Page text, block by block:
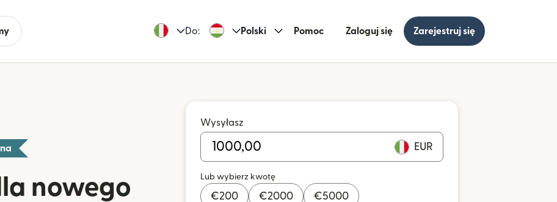
Do: Polski Pomoc Zaloguj się Zarejestruj się
nowego
Wysyłasz
EUR
Lub wybierz kwotę
€200 €2000 €5000